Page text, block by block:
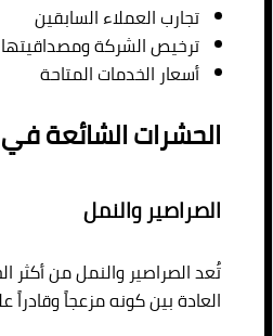
تجارب العملاء السابقين
ترخيص الشركة ومصداقيتها
أسعار الخدمات المتاحة
الحشرات الشائعة في
الصراصير والنمل
تُعد الصراصير والنمل من أكثر
العادة بين كونه مزعجاً